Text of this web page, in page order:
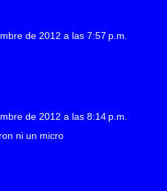
de 2012 a las 7:57 p.m.
de 2012 a las 8:14 p.m.
ni un micro